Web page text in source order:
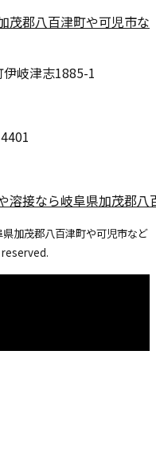
岐津志1885-1
溶接なら岐阜県加茂郡
加茂郡八百津町や可児市など
reserved.